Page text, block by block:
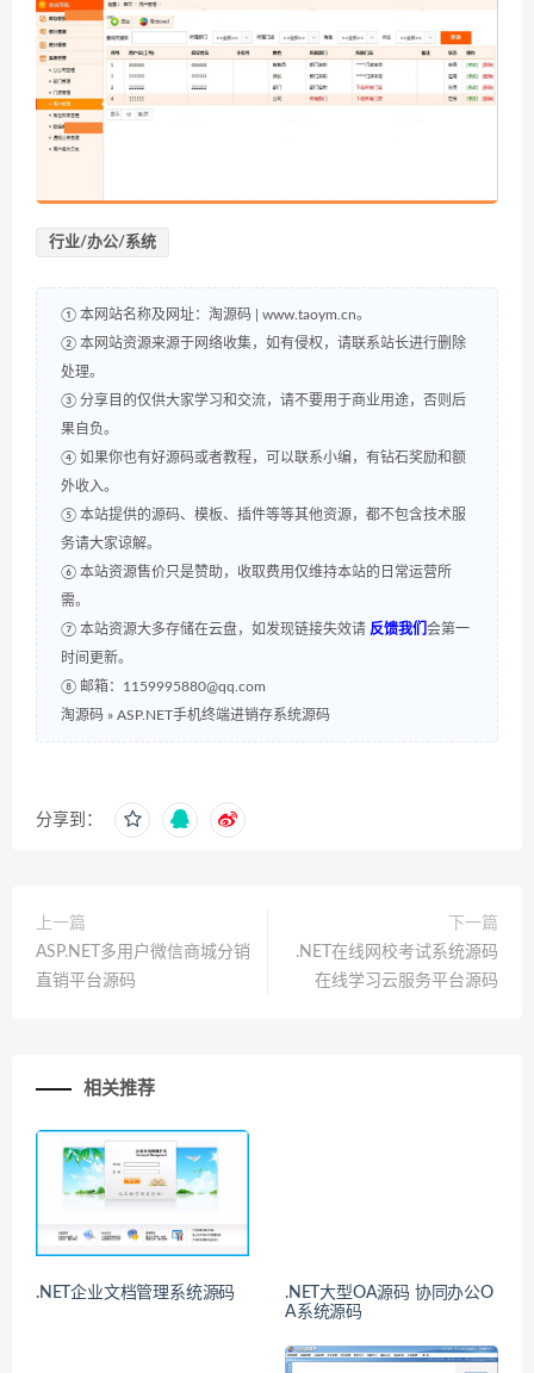
行业/办公/系统
① 本网站名称及网址：淘源码 | www.taoym.cn。
② 本网站资源来源于网络收集，如有侵权，请联系站长进行删除
处理。
③ 分享目的仅供大家学习和交流，请不要用于商业用途，否则后
果自负。
④ 如果你也有好源码或者教程，可以联系小编，有钻石奖励和额
外收入。
⑤ 本站提供的源码、模板、插件等等其他资源，都不包含技术服
务请大家谅解。
⑥ 本站资源售价只是赞助，收取费用仅维持本站的日常运营所
需。
⑦ 本站资源大多存储在云盘，如发现链接失效请 反馈我们 会第一
时间更新。
⑧ 邮箱：1159995880@qq.com
淘源码 » ASP.NET手机终端进销存系统源码
分享到：
上一篇
ASP.NET多用户微信商城分销
直销平台源码
下一篇
.NET在线网校考试系统源码
在线学习云服务平台源码
相关推荐
.NET企业文档管理系统源码
.NET大型OA源码 协同办公O
A系统源码